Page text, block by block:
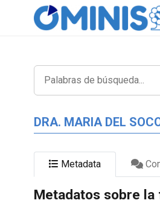
DRA. MARIA DEL
Metadata
Metadatos sobre la